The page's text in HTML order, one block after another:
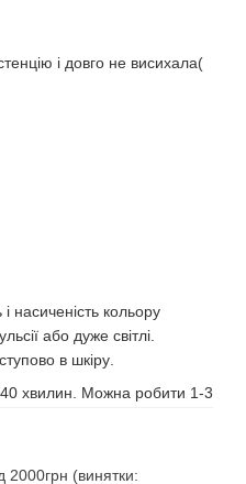
і довго не висихала)
насиченість кольору
або дуже світлі.
в шкіру
40 хвилин. Можна робити 1-3
2000грн (винятки: